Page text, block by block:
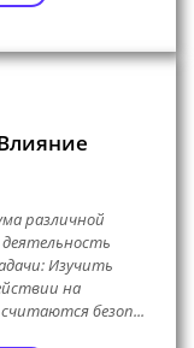
различной
Изучить
на
безоп...